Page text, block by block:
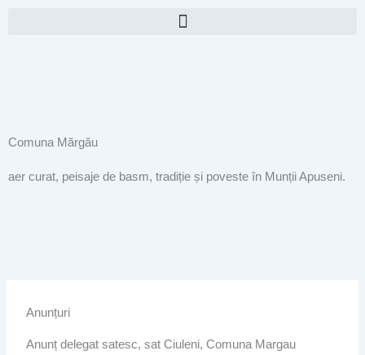
Comuna Mărgău
aer curat, peisaje de basm, tradiție și poveste în Munții Apuseni.
Anunțuri
Anunț delegat satesc, sat Ciuleni, Comuna Margau